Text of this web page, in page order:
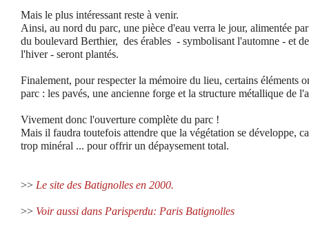
Mais le plus intéressant reste à venir.
Ainsi, au nord du parc, une pièce d'eau verra le jour, alimentée
du boulevard Berthier, des érables - symbolisant l'automne - et
l'hiver - seront plantés.
Finalement, pour respecter la mémoire du lieu, certains éléments
parc : les pavés, une ancienne forge et la structure métallique de
Vivement donc l'ouverture complète du parc !
Mais il faudra toutefois attendre que la végétation se développe,
trop minéral ... pour offrir un dépaysement total.
>> Le site des Batignolles en 2000.
>> Voir aussi dans Parisperdu: Paris Batignolles